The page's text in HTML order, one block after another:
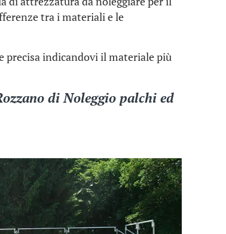
tra i materiali e le
precisa indicandovi il materiale più
diNoleggio palchi ed